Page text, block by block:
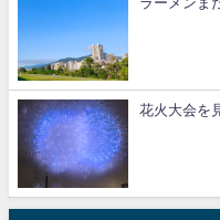
花火大会を